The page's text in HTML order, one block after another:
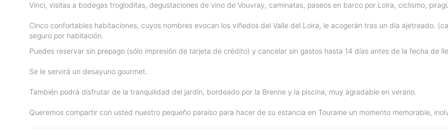
Vinci, visitas a bodegas trogloditas, degustaciones de vino de Vouvray, caminatas, paseos en barco por Loira, ciclismo,
Cinco confortables habitaciones, cuyos nombres evocan los viñedos del Valle del Loira, le acogerán tras un día ajetreado.
seguro por habitación.
Puedes reservar sin prepago (sólo impresión de tarjeta de crédito) y cancelar sin gastos hasta 14 días antes de la fecha de
Se le servirá un desayuno gourmet.
También podrá disfrutar de la tranquilidad del jardín, bordeado por la Brenne y la piscina, muy agradable en verano.
Queremos compartir con usted nuestro pequeño paraíso para hacer de su estancia en Touraine un momento memorable,